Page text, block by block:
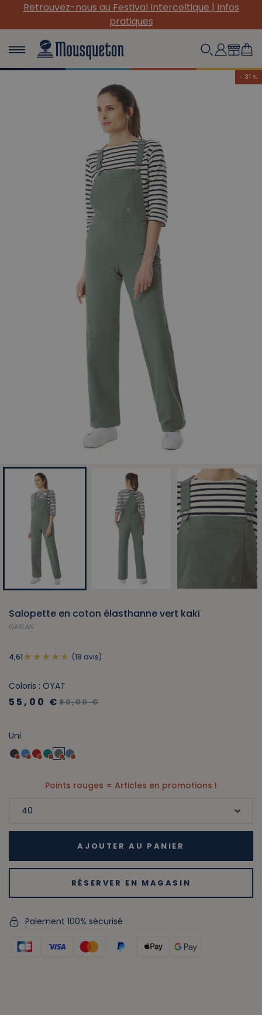
Retrouvez-nous au Festival Interceltique | Infos
pratiques
Salopette en coton élasthanne vert kaki
GARLAN
4,61 (18 avis)
Coloris : OYAT
55,00 €80,00 €
Uni
Points rouges = Articles en promotions !
AJOUTER AU PANIER
RÉSERVER EN MAGASIN
Paiement 100% sécurisé
- 31 %